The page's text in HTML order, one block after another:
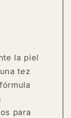
la piel
tez
para